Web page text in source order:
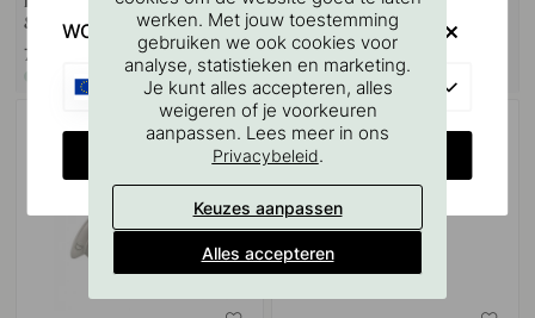
& Knoppen
7 €
Op voorraad
Afwerking
10 €
Op voorraad
werken. Met jouw toestemming
gebruiken we ook cookies voor
analyse, statistieken en marketing.
Je kunt alles accepteren, alles
weigeren of je voorkeuren
aanpassen. Lees meer in ons
Privacybeleid.
Keuzes aanpassen
Alles accepteren
WOULD YOU RATHER VISIT?
CHANGE COUNTRY